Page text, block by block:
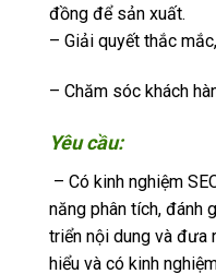
đồng để sản xuất.
– Giải quyết thắc
– Chăm sóc khách
Yêu cầu:
– Có kinh nghiệm
năng phân tích, đánh
triển nội dung và đưa
hiểu và có kinh